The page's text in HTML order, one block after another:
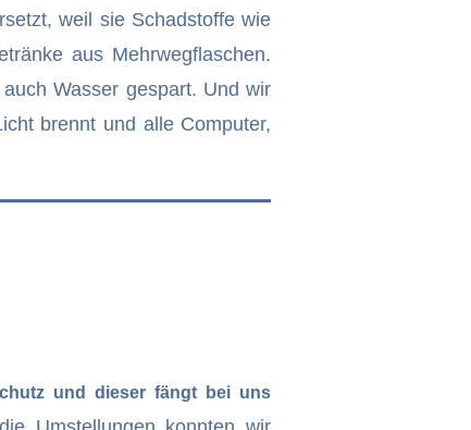
weil sie Schadstoffe wie
aus Mehrwegflaschen.
Wasser gespart. Und wir
brennt und alle Computer,
und dieser fängt bei uns